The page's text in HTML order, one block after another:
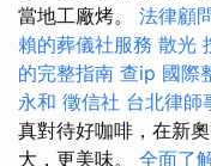
當地工廠烤。 法律顧
賴的葬儀社服務 散光
的完整指南 查ip 國際
永和 徵信社 台北律師
真對待好咖啡，在新
大，更美味。 全面了